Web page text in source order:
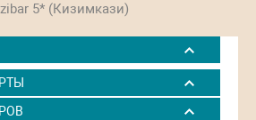
5* (Кизимкази)